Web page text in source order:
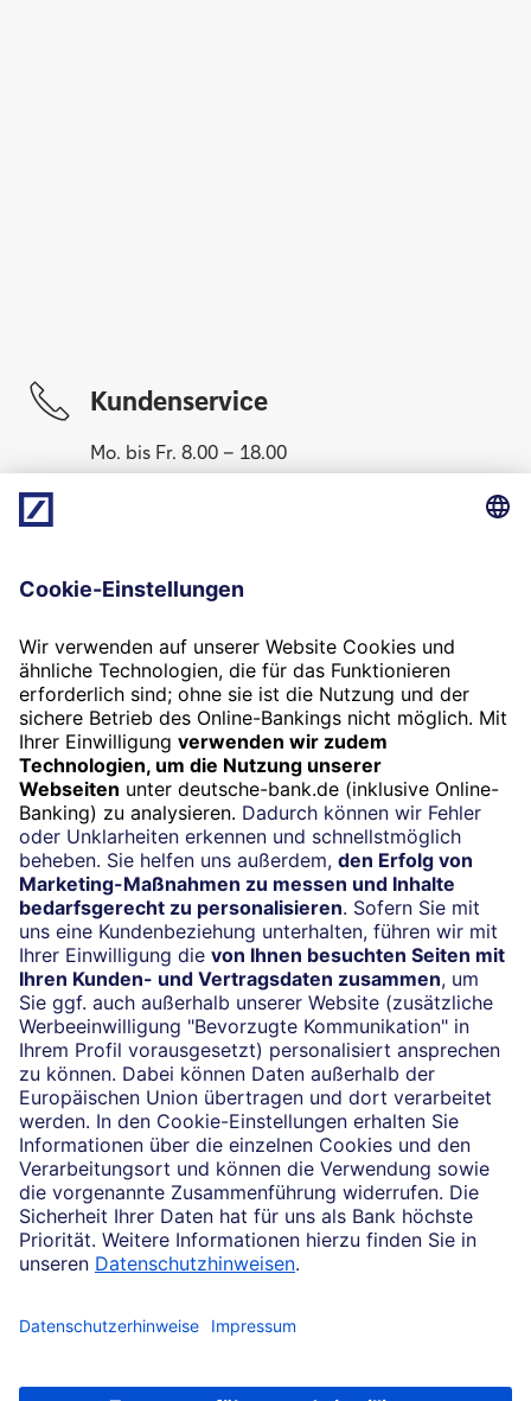
Kundenservice
Mo. bis Fr. 8.00 – 18.00
Newsletter
Jetzt anmelden
Impressum
Rechtliche Hinweise
Datenschutz
Cookie-Einstellungen
Konzern